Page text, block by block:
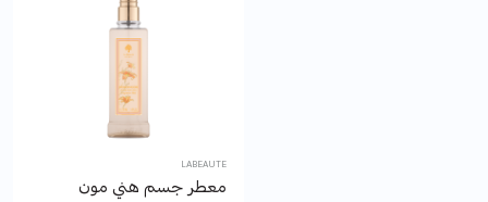
LABEAUTE
معطر جسم هني مون